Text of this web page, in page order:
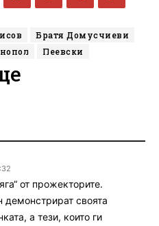
Братя Домусчиеви
Пеевски
от прожекторите.
демонстрират своята
а тези, които ги